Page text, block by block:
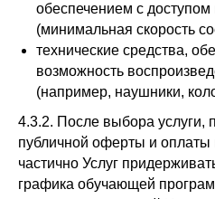
обеспечением с доступом
(минимальная скорость
технические средства,
возможность
(например, наушники,
4.3.2. После выбора услуги,
публичной оферты и
частично Услуг
графика обучающей